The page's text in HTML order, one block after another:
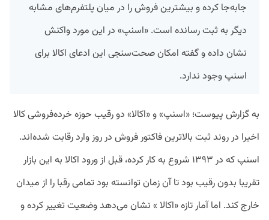
جابه‌جا کرده و بیشترین فروش را در میان پلتفرم‌های مشابه
دیگر به ثبت رسانده است. «اسنپ» در این مورد واکنش
نشان داده و گفته امکان صحت‌سنجی این ادعای اکالا برای
اسنپ وجود ندارد.
به گزارش پیوست؛ «اسنپ» و «اکالا» دو رقیب حوزه خرده‌فروشی کالا
اخیرا در روند ثبت بالاترین فاکتور فروش در روز وارد رقابت شده‌اند.
اسنپ که در ۱۳۹۳ شروع به کار کرده، قبل از ورود اکالا به این بازار
تقریبا بدون رقیب بود تا آن زمان توانسته بود تمامی رقبا را از میدان
خارج کند. اما آمار تازه «اکالا » نشان می‌دهد وضعیت تغییر کرده و